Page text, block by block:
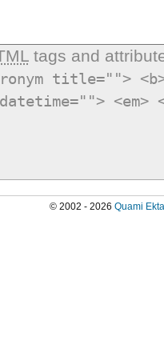
tags and
title="">
© 2002 - 2026 Quami